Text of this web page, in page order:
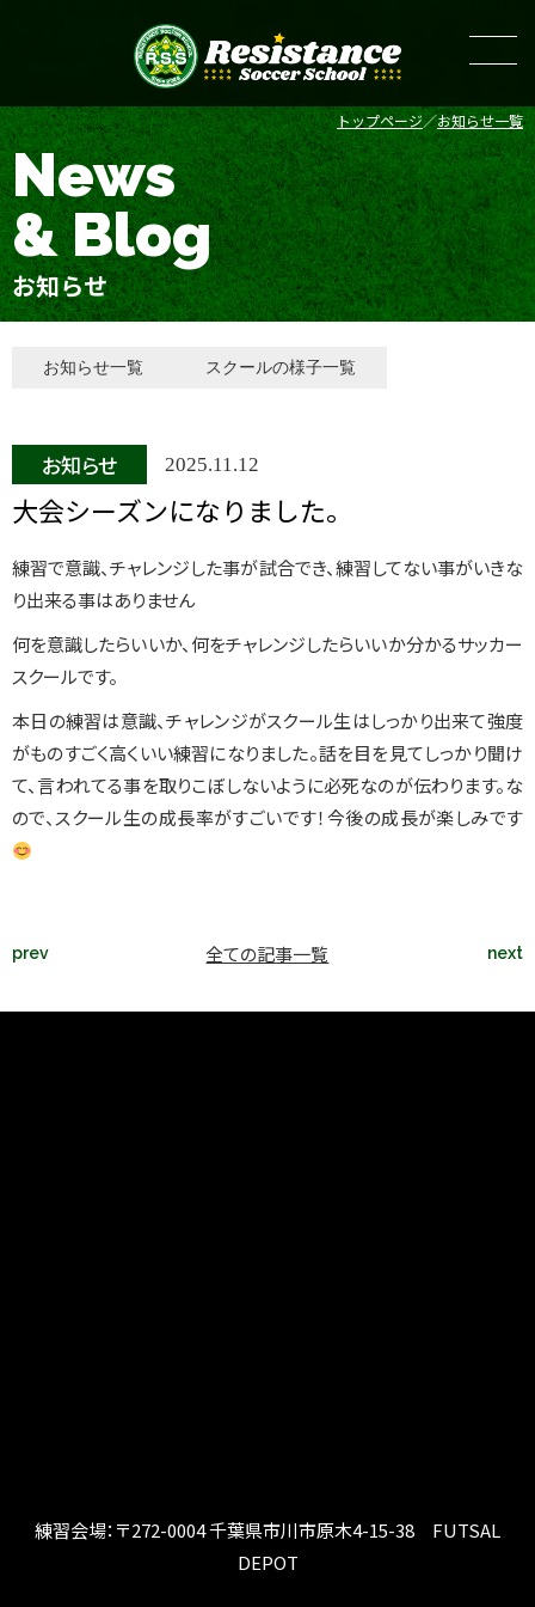
トップページ お知らせ一覧
News
& Blog
お知らせ
お知らせ一覧 スクールの様子一覧
お知らせ 2025.11.12
大会シーズンになりました。
練習で意識、チャレンジした事が試合でき、練習してない事がいきな
り出来る事はありません
何を意識したらいいか、何をチャレンジしたらいいか分かるサッカー
スクールです。
本日の練習は意識、チャレンジがスクール生はしっかり出来て強度
がものすごく高くいい練習になりました。話を目を見てしっかり聞け
て、言われてる事を取りこぼしないように必死なのが伝わります。な
ので、スクール生の成長率がすごいです！今後の成長が楽しみです
prev 全ての記事一覧 next
練習会場：〒272-0004 千葉県市川市原木4-15-38 FUTSAL
DEPOT